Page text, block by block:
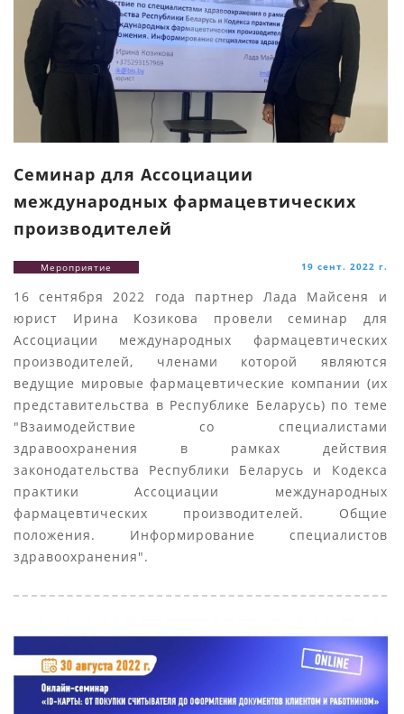
Cеминар для Ассоциации
международных фармацевтических
производителей
Мероприятие 19 сент. 2022 г.
16 сентября 2022 года партнер Лада Майсеня и
юрист Ирина Козикова провели семинар для
Ассоциации международных фармацевтических
производителей, членами которой являются
ведущие мировые фармацевтические компании (их
представительства в Республике Беларусь) по теме
"Взаимодействие со специалистами
здравоохранения в рамках действия
законодательства Республики Беларусь и Кодекса
практики Ассоциации международных
фармацевтических производителей. Общие
положения. Информирование специалистов
здравоохранения".